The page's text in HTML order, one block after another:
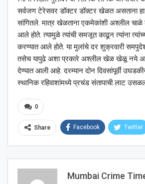
सर्वजण टेरेसवर डॉक्टर डॉक्टर खेळत असताना
सांगितले. मात्र खेळताना एकमेकांशी अश्‍लील चाळे
आले होते. त्यामुळे त्यांची समजूत काढून त्यांना
करण्यात आले होते. या मुलांचे दर शुक्रवारी
तसेच यापुढे अशा प्रकारे अश्‍लील खेळ खेळू नये
देण्यात आली आहे. दरम्यान दोन दिवसांपूर्वी
स्थानिक रहिवाशांमध्ये प्रचंड संतापाची लाट
0
Share Facebook Twitter
Mumbai Crime